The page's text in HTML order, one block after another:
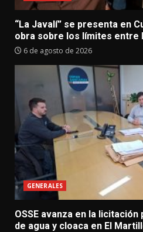
“La Javalí” se presenta en
obra sobre los límites entre
6 de agosto de 2026
GENERALES
OSSE avanza en la
de agua y cloaca en El